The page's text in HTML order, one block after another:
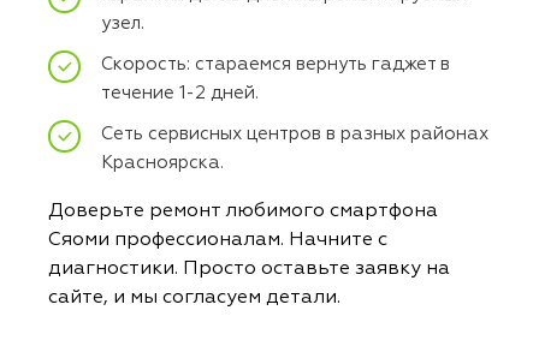
узел.
Скорость: стараемся вернуть гаджет в
течение 1-2 дней.
Сеть сервисных центров в разных районах
Красноярска.
Доверьте ремонт любимого смартфона
Сяоми профессионалам. Начните с
диагностики. Просто оставьте заявку на
сайте, и мы согласуем детали.